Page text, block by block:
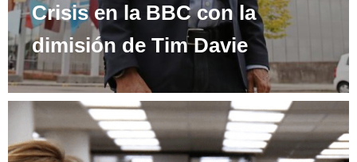
Crisis en la BBC con la
dimisión de Tim Davie